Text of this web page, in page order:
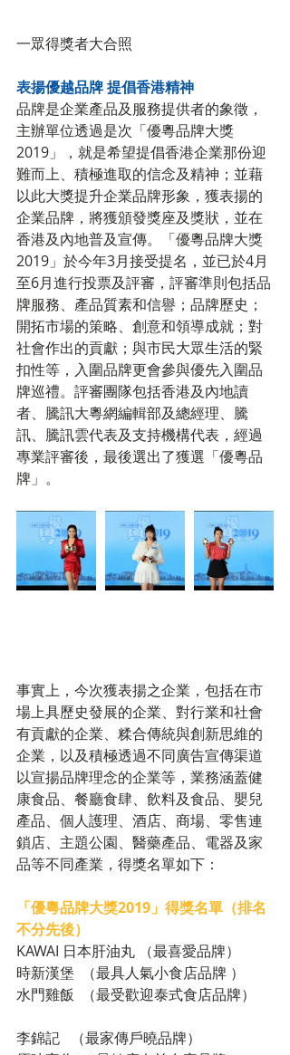
一眾得獎者大合照
表揚優越品牌 提倡香港精神
品牌是企業產品及服務提供者的象徵，
主辦單位透過是次「優粵品牌大獎
2019」，就是希望提倡香港企業那份迎
難而上、積極進取的信念及精神；並藉
以此大獎提升企業品牌形象，獲表揚的
企業品牌，將獲頒發獎座及獎狀，並在
香港及內地普及宣傳。「優粵品牌大獎
2019」於今年3月接受提名，並已於4月
至6月進行投票及評審，評審準則包括品
牌服務、產品質素和信譽；品牌歷史；
開拓市場的策略、創意和領導成就；對
社會作出的貢獻；與市民大眾生活的緊
扣性等，入圍品牌更會參與優先入圍品
牌巡禮。評審團隊包括香港及內地讀
者、騰訊大粵網編輯部及總經理、騰
訊、騰訊雲代表及支持機構代表，經過
專業評審後，最後選出了獲選「優粵品
牌」。
事實上，今次獲表揚之企業，包括在市
場上具歷史發展的企業、對行業和社會
有貢獻的企業、糅合傳統與創新思維的
企業，以及積極透過不同廣告宣傳渠道
以宣揚品牌理念的企業等，業務涵蓋健
康食品、餐廳食肆、飲料及食品、嬰兒
產品、個人護理、酒店、商場、零售連
鎖店、主題公園、醫藥產品、電器及家
品等不同產業，得獎名單如下：
「優粵品牌大獎2019」得獎名單（排名
不分先後）
KAWAI 日本肝油丸 （最喜愛品牌）
時新漢堡  （最具人氣小食店品牌 ）
水門雞飯  （最受歡迎泰式食店品牌）
李錦記   （最家傳戶曉品牌）